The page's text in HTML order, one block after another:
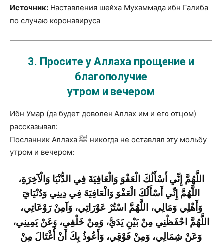
Источник: Наставления шейха Мухаммада ибн Галиба
по случаю коронавируса
3. Просите у Аллаха прощение и
благополучие
утром и вечером
Ибн Умар (да будет доволен Аллах им и его отцом)
рассказывал:
Посланник Аллаха ﷺ никогда не оставлял эту мольбу
утром и вечером:
اللَّهُمَّ إِنِّي أَسْأَلُكَ الْعَفْوَ وَالْعَافِيَةَ فِي الدُّنْيَا وَالْآخِرَةِ،
اللَّهُمَّ إِنِّي أَسْأَلُكَ الْعَفْوَ وَالْعَافِيَةَ فِي دِينِي وَدُنْيَايَ
وَأَهْلِي وَمَالِي، اللَّهُمَّ اسْتُرْ عَوْرَاتِي، وَآمِنْ رَوْعَاتِي،
اللَّهُمَّ احْفَظْنِي مِنْ بَيْنِ يَدَيَّ، وَمِنْ خَلْفِي، وَعَنْ يَمِينِي،
وَعَنْ شِمَالِي، وَمِنْ فَوْقِي، وَأَعُوذُ بِكَ أَنْ أُغْتَالَ مِنْ